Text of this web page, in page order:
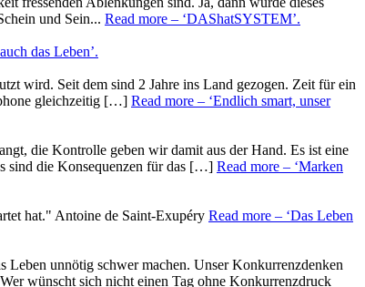
und Sein... Read more – ‘DAShatSYSTEM’.
das Leben’.
wird. Seit dem sind 2 Jahre ins Land gezogen. Zeit für ein
gleichzeitig […] Read more – ‘Endlich smart, unser
die Kontrolle geben wir damit aus der Hand. Es ist eine
sind die Konsequenzen für das […] Read more – ‘Marken
hat." Antoine de Saint-Exupéry Read more – ‘Das Leben
Leben unnötig schwer machen. Unser Konkurrenzdenken
wünscht sich nicht einen Tag ohne Konkurrenzdruck